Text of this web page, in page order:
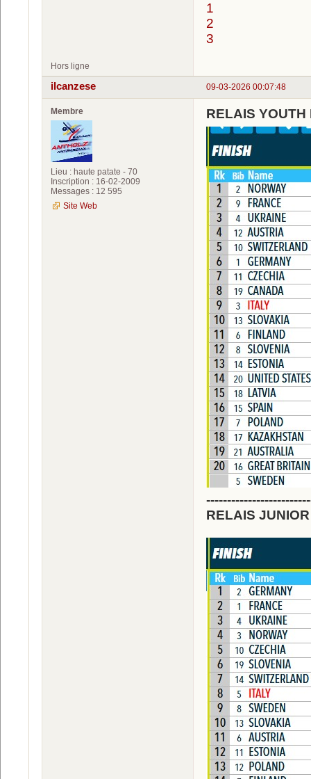
1
2
3
Hors ligne
09-03-2026 00:07:48
ilcanzese
Membre
Lieu : haute patate - 70
Inscription : 16-02-2009
Messages : 12 595
Site Web
RELAIS YOUTH
RELAIS